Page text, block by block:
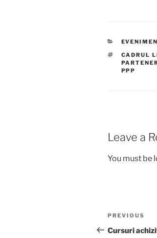
TAGS
CADRUL
PPP
Leave a
You must be
Post
Previous
Post
PREVIOUS
Cursuri